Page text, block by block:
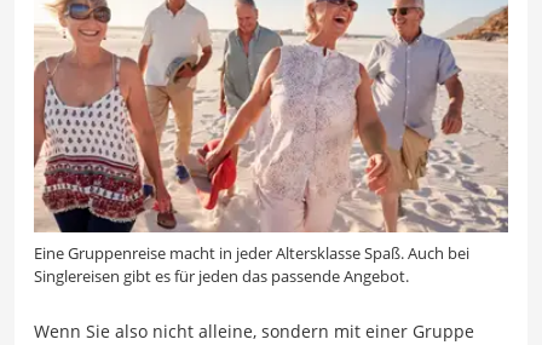
Eine Gruppenreise macht in jeder Altersklasse Spaß. Auch bei
Singlereisen gibt es für jeden das passende Angebot.
Wenn Sie also nicht alleine, sondern mit einer Gruppe